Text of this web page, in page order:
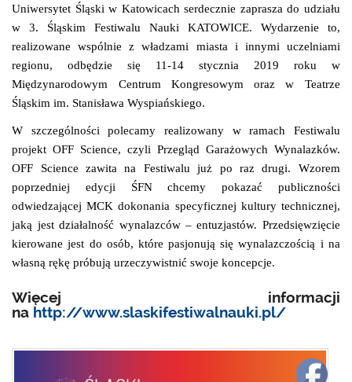
Uniwersytet Śląski w Katowicach serdecznie zaprasza do udziału
w 3. Śląskim Festiwalu Nauki KATOWICE. Wydarzenie to,
realizowane wspólnie z władzami miasta i innymi uczelniami
regionu, odbędzie się 11-14 stycznia 2019 roku w
Międzynarodowym Centrum Kongresowym oraz w Teatrze
Śląskim im. Stanisława Wyspiańskiego.
W szczególności polecamy realizowany w ramach Festiwalu
projekt OFF Science, czyli Przegląd Garażowych Wynalazków.
OFF Science zawita na Festiwalu już po raz drugi. Wzorem
poprzedniej edycji ŚFN chcemy pokazać publiczności
odwiedzającej MCK dokonania specyficznej kultury technicznej,
jaką jest działalność wynalazców – entuzjastów. Przedsięwzięcie
kierowane jest do osób, które pasjonują się wynalazczością i na
własną rękę próbują urzeczywistnić swoje koncepcje.
Więcej informacji
na http://www.slaskifestiwalnauki.pl/